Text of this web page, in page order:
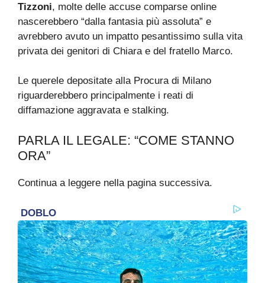
Tizzoni, molte delle accuse comparse online
nascerebbero “dalla fantasia più assoluta” e
avrebbero avuto un impatto pesantissimo sulla vita
privata dei genitori di Chiara e del fratello Marco.
Le querele depositate alla Procura di Milano
riguarderebbero principalmente i reati di
diffamazione aggravata e stalking.
PARLA IL LEGALE: “COME STANNO
ORA”
Continua a leggere nella pagina successiva.